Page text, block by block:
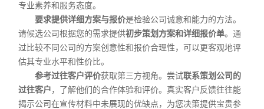
专业素养和服务态度。
要求提供详细方案与报价是检验公司诚意和能力的方法。
请候选公司根据您的需求提供初步策划方案和详细报价单。通
过比较不同公司的方案创意性和报价合理性，可以更客观地评
估其专业水平和性价比。
参考过往客户评价获取第三方视角。尝试联系策划公司的
过往客户，了解他们的合作体验和评价。真实客户反馈往往能
揭示公司在宣传材料中未展现的优缺点，为您决策提供宝贵参